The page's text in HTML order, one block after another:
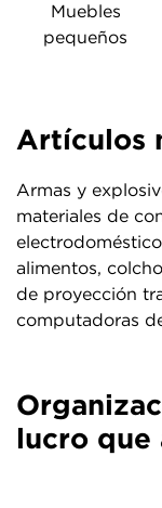
Muebles
pequeños
Artículos
Armas y
materiales de
alimentos,
de proyección
computadoras
lucro que